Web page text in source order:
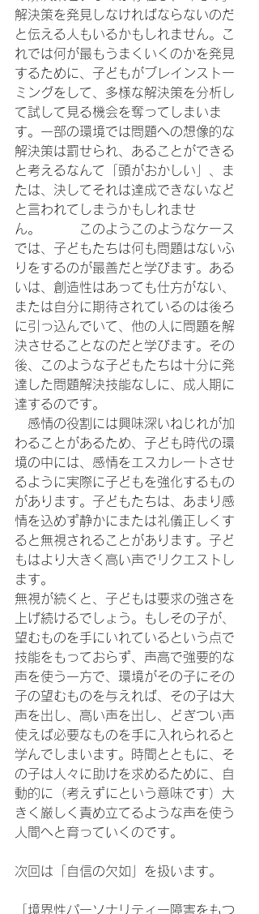
解決策を発見しなければならないのだ
と伝える人もいるかもしれません。こ
れでは何が最もうまくいくのかを発見
するために、子どもがブレインストー
ミングをして、多様な解決策を分析し
て試して見る機会を奪ってしまいま
す。一部の環境では問題への想像的な
解決策は罰せられ、あることができる
と考えるなんて「頭がおかしい」、ま
たは、決してそれは達成できないなど
と言われてしまうかもしれませ
ん。　　　このようこのようなケース
では、子どもたちは何も問題はないふ
りをするのが最善だと学びます。ある
いは、創造性はあっても仕方がない、
または自分に期待されているのは後ろ
に引っ込んでいて、他の人に問題を解
決させることなのだと学びます。その
後、このような子どもたちは十分に発
達した問題解決技能なしに、成人期に
達するのです。
感情の役割には興味深いねじれが加
わることがあるため、子ども時代の環
境の中には、感情をエスカレートさせ
るように実際に子どもを強化するもの
があります。子どもたちは、あまり感
情を込めず静かにまたは礼儀正しくす
ると無視されることがあります。子ど
もはより大きく高い声でリクエストし
ます。
無視が続くと、子どもは要求の強さを
上げ続けるでしょう。もしその子が、
望むものを手にいれているという点で
技能をもっておらず、声高で強要的な
声を使う一方で、環境がその子にその
子の望むものを与えれば、その子は大
声を出し、高い声を出し、どぎつい声
使えば必要なものを手に入れられると
学んでしまいます。時間とともに、そ
の子は人々に助けを求めるために、自
動的に（考えずにという意味です）大
きく厳しく責め立てるような声を使う
人間へと育っていくのです。
次回は「自信の欠如」を扱います。
「境界性パーソナリティー障害をもつ